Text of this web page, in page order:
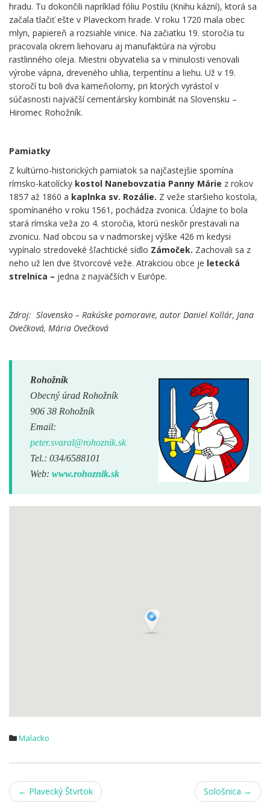
hradu. Tu dokončili napríklad fóliu Postilu (Knihu kázní), ktorá sa
začala tlačiť ešte v Plaveckom hrade. V roku 1720 mala obec
mlyn, papiereň a rozsiahle vinice. Na začiatku 19. storočia tu
pracovala okrem liehovaru aj manufaktúra na výrobu
rastlinného oleja. Miestni obyvatelia sa v minulosti venovali
výrobe vápna, dreveného uhlia, terpentínu a liehu. Už v 19.
storočí tu boli dva kameňolomy, pri ktorých vyrástol v
súčasnosti najväčší cementársky kombinát na Slovensku –
Hiromec Rohožník.
Pamiatky
Z kultúrno-historických pamiatok sa najčastejšie spomína
rímsko-katolícky kostol Nanebovzatia Panny Márie z rokov
1857 až 1860 a kaplnka sv. Rozálie. Z veže staršieho kostola,
spomínaného v roku 1561, pochádza zvonica. Údajne to bola
stará rímska veža zo 4. storočia, ktorú neskôr prestavali na
zvonicu. Nad obcou sa v nadmorskej výške 426 m kedysi
vypínalo stredoveké šľachtické sídlo Zámoček. Zachovali sa z
neho už len dve štvorcové veže. Atrakciou obce je letecká
strelnica – jedna z najväčších v Európe.
Zdroj: Slovensko – Rakúske pomoravie, autor Daniel Kollár, Jana
Ovečková, Mária Ovečková
Rohožník
Obecný úrad Rohožník
906 38 Rohožník
Email:
peter.svaral@rohoznik.sk
Tel.: 034/6588101
Web: www.rohoznik.sk
Malacko
Post
← Plavecký Štvrtok Sološnica →